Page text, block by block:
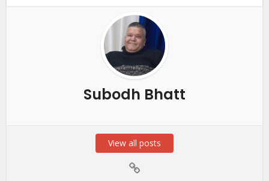
Subodh Bhatt
View all posts